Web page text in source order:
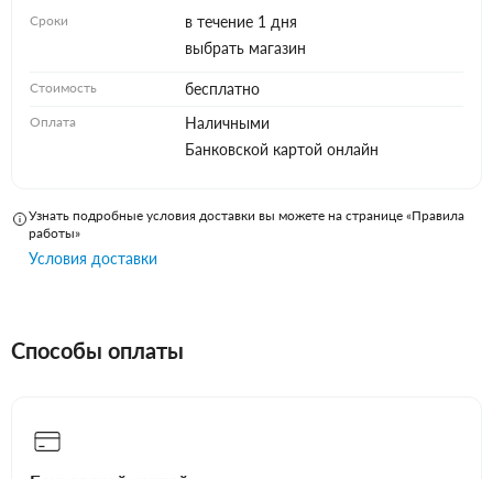
Сроки
в течение 1 дня
выбрать магазин
Стоимость бесплатно
Оплата
Наличными
Банковской картой онлайн
Узнать подробные условия доставки вы можете на странице «Правила
работы»
Условия доставки
Способы оплаты